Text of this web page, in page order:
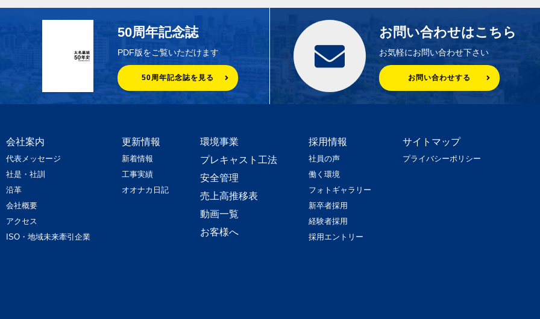
50周年記念誌
PDF版をご覧いただけます
50周年記念誌を見る
お問い合わせはこちら
お気軽にお問い合わせ下さい
お問い合わせする
会社案内
代表メッセージ
社是・社訓
沿革
会社概要
アクセス
ISO・地域未来牽引企業
更新情報
新着情報
工事実績
オオナカ日記
環境事業
プレキャスト工法
安全管理
売上高推移表
動画一覧
お客様へ
採用情報
社員の声
働く環境
フォトギャラリー
新卒者採用
経験者採用
採用エントリー
サイトマップ
プライバシーポリシー